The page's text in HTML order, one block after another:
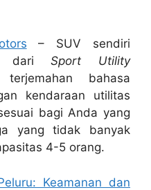
– SUV sendiri
dariSport Utility
bahasa
kendaraan utilitas
bagi Anda yang
yang tidak banyak
4-5 orang.
Keamanan dan